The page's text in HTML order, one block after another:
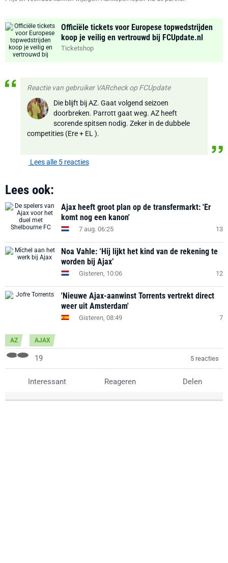
Officiële tickets voor Europese topwedstrijden
koop je veilig en vertrouwd bij FCUpdate.nl
Ticketshop
Reactie van gebruiker VARcheck op FCUpdate
Die blijft bij AZ. Gaat volgend seizoen
doorbreken. Parrott gaat weg. AZ heeft
scorende spitsen nodig. Zeker in de dubbele
competities (Ere + EL ).
Lees alle 5 reacties
Lees ook:
Ajax heeft groot plan op de transfermarkt: 'Er
komt nog een kanon'
7 aug. 06:25 13
Noa Vahle: ‘Hij lijkt het kind van de rekening te
worden bij Ajax’
Gisteren, 10:06 12
'Nieuwe Ajax-aanwinst Torrents vertrekt direct
weer uit Amsterdam'
Gisteren, 08:49 7
AZ AJAX
19 5 reacties
Interessant Reageren Delen